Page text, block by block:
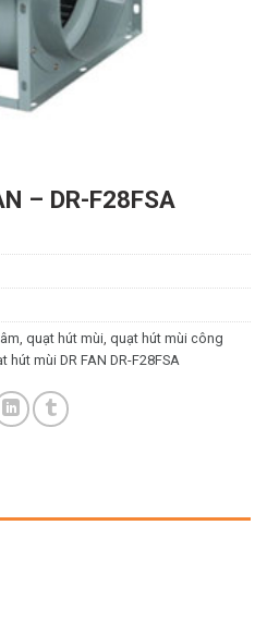
– DR-F28FSA
, quạt hút mùi, quạt hút mùi công
hút mùi DR FAN DR-F28FSA